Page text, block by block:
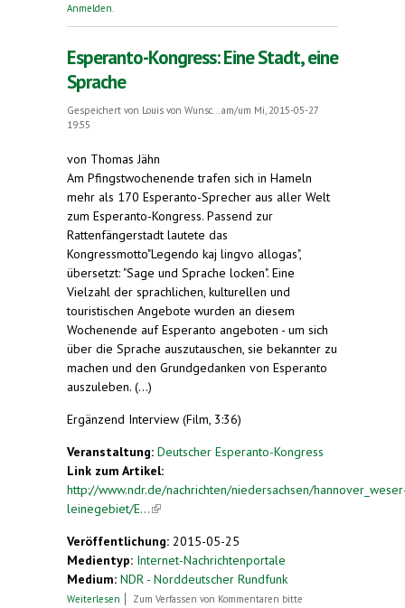
Anmelden
Esperanto-Kongress: Eine Stadt, eine
Sprache
Gespeichert von Louis von Wunsc...
am/um Mi, 2015-05-27
19:55
von Thomas Jähn
Am Pfingstwochenende trafen sich in Hameln
mehr als 170 Esperanto-Sprecher aus aller Welt
zum Esperanto-Kongress. Passend zur
Rattenfängerstadt lautete das
Kongressmotto"Legendo kaj lingvo allogas",
übersetzt: "Sage und Sprache locken". Eine
Vielzahl der sprachlichen, kulturellen und
touristischen Angebote wurden an diesem
Wochenende auf Esperanto angeboten - um sich
über die Sprache auszutauschen, sie bekannter zu
machen und den Grundgedanken von Esperanto
auszuleben. (...)
Ergänzend Interview (Film, 3:36)
Veranstaltung: Deutscher Esperanto-Kongress
Link zum Artikel:
http://www.ndr.de/nachrichten/niedersachsen/
leinegebiet/E...(link is external)
Veröffentlichung: 2015-05-25
Medientyp: Internet-Nachrichtenportale
Medium: NDR - Norddeutscher Rundfunk
Weiterlesen über Esperanto-Kongress: Eine Stadt, eine
Zum Verfassen von Kommentaren bitte